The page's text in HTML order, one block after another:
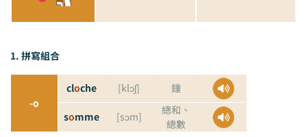
1. 拼寫組合
-o
cloche [klɔʃ] 鐘
somme [sɔm]
總和、
總數